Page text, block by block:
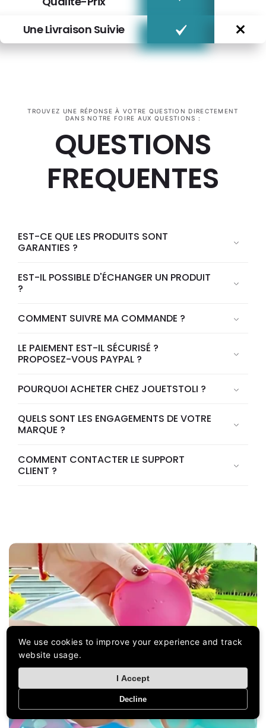
Une Livraison Suivie
TROUVEZ UNE RÉPONSE À VOTRE QUESTION DIRECTEMENT
DANS NOTRE FOIRE AUX QUESTIONS :
QUESTIONS
FREQUENTES
EST-CE QUE LES PRODUITS SONT
GARANTIES ?
EST-IL POSSIBLE D'ÉCHANGER UN PRODUIT
?
COMMENT SUIVRE MA COMMANDE ?
LE PAIEMENT EST-IL SÉCURISÉ ?
PROPOSEZ-VOUS PAYPAL ?
POURQUOI ACHETER CHEZ JOUETSTOLI ?
QUELS SONT LES ENGAGEMENTS DE VOTRE
MARQUE ?
COMMENT CONTACTER LE SUPPORT
CLIENT ?
We use cookies to improve your experience and track
website usage.
I Accept
Decline